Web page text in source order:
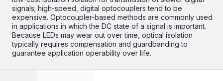
signals; high-speed, digital optocouplers tend to be
expensive. Optocoupler-based methods are commonly used
in applications in which the DC state of a signal is important.
Because LEDs may wear out over time, optical isolation
typically requires compensation and guardbanding to
guarantee application operability over life.